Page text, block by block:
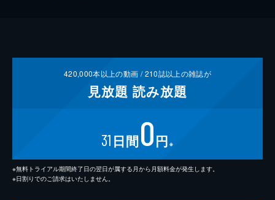
420,000本以上の動画 /210誌以上の雑誌が
見放題 読み放題
31 日間0円 ※
※無料トライアル期間終了日の翌日が属する月から月額料金が発生します。
※日割りでのご請求はいたしません。